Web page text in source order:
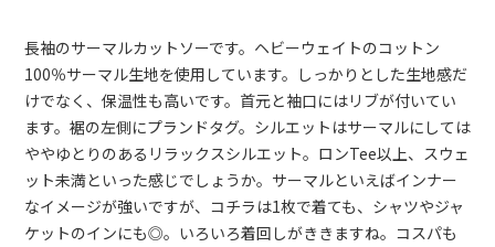
長袖のサーマルカットソーです。ヘビーウェイトのコットン
100％サーマル生地を使用しています。しっかりとした生地感だ
けでなく、保温性も高いです。首元と袖口にはリブが付いてい
ます。裾の左側にプランドタグ。シルエットはサーマルにしては
ややゆとりのあるリラックスシルエット。ロンTee以上、スウェ
ット未満といった感じでしょうか。サーマルといえばインナー
なイメージが強いですが、コチラは1枚で着ても、シャツやジャ
ケットのインにも◎。いろいろ着回しがききますね。コスパも